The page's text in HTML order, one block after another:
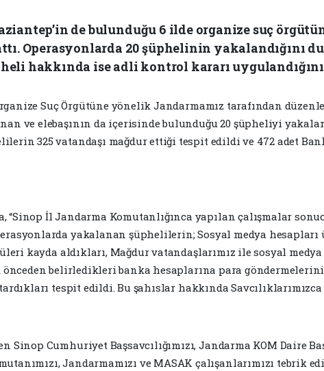
de bulunduğu 6 ilde organize suç
Operasyonlarda 20 şüphelinin yakalandığını
hakkında ise adli kontrol kararı
Suç Örgütüne yönelik Jandarmamız tarafından
ve elebaşının da içerisinde bulunduğu 20 şüpheliyi
325 vatandaşı mağdur ettiği tespit edildi ve 472 adet
İl Jandarma Komutanlığınca yapılan çalışmalar
yakalanan şüphelilerin; Sosyal medya hesapları
kayda aldıkları, Mağdur vatandaşlarımız ile sosyal
belirledikleri banka hesaplarına para
tespit edildi. Bu şahıslar hakkında Savcılıklarımızca
Cumhuriyet Başsavcılığımızı, Jandarma KOM Daire
Jandarmamızı ve MASAK çalışanlarımızı tebrik